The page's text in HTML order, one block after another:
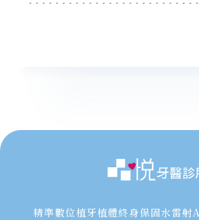
精準數位植牙植體終身保固水雷射